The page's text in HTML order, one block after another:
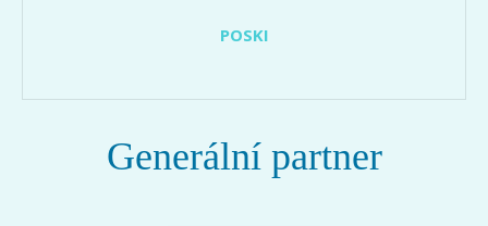
POSKI
Generální partner